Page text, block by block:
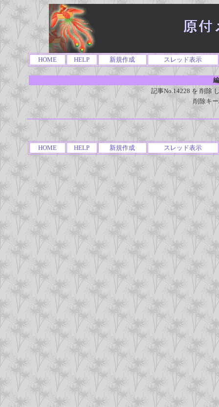
HOME HELP 新規作成 スレッド表示
記事No.14228 を 削除
削除キ
HOME HELP 新規作成 スレッド表示